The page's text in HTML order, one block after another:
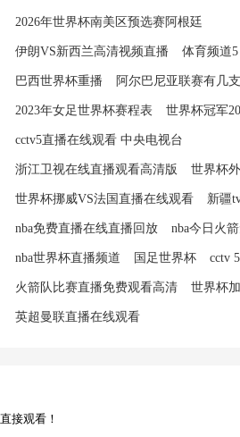
2026年世界杯南美区预选赛阿根廷
伊朗VS新西兰高清视频直播 体育频道5
巴西世界杯重播 阿尔巴尼亚联赛有几
2023年女足世界杯赛程表 世界杯冠军
cctv5直播在线观看 中央电视台
浙江卫视在线直播观看高清版 世界杯
世界杯挪威VS法国直播在线观看 新疆
nba免费直播在线直播回放 nba今日火
nba世界杯直播频道 国足世界杯 cctv
火箭队比赛直播免费观看高清 世界杯
英超曼联直播在线观看
接观看！